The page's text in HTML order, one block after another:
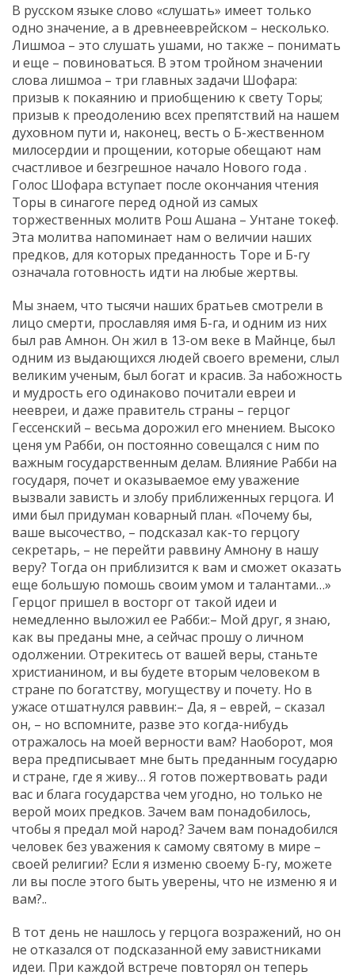
В русском языке слово «слушать» имеет только
одно значение, а в древнееврейском – несколько.
Лишмоа – это слушать ушами, но также – понимать
и еще – повиноваться. В этом тройном значении
слова лишмоа – три главных задачи Шофара:
призыв к покаянию и приобщению к свету Торы;
призыв к преодолению всех препятствий на нашем
духовном пути и, наконец, весть о Б-жественном
милосердии и прощении, которые обещают нам
счастливое и безгрешное начало Нового года .
Голос Шофара вступает после окончания чтения
Торы в синагоге перед одной из самых
торжественных молитв Рош Ашана – Унтане токеф.
Эта молитва напоминает нам о величии наших
предков, для которых преданность Торе и Б-гу
означала готовность идти на любые жертвы.
Мы знаем, что тысячи наших братьев смотрели в
лицо смерти, прославляя имя Б-га, и одним из них
был рав Амнон. Он жил в 13-ом веке в Майнце, был
одним из выдающихся людей своего времени, слыл
великим ученым, был богат и красив. За набожность
и мудрость его одинаково почитали евреи и
неевреи, и даже правитель страны – герцог
Гессенский – весьма дорожил его мнением. Высоко
ценя ум Рабби, он постоянно совещался с ним по
важным государственным делам. Влияние Рабби на
государя, почет и оказываемое ему уважение
вызвали зависть и злобу приближенных герцога. И
ими был придуман коварный план. «Почему бы,
ваше высочество, – подсказал как-то герцогу
секретарь, – не перейти раввину Амнону в нашу
веру? Тогда он приблизится к вам и сможет оказать
еще большую помошь своим умом и талантами…»
Герцог пришел в восторг от такой идеи и
немедленно выложил ее Рабби:– Мой друг, я знаю,
как вы преданы мне, а сейчас прошу о личном
одолжении. Отрекитесь от вашей веры, станьте
христианином, и вы будете вторым человеком в
стране по богатству, могуществу и почету. Но в
ужасе отшатнулся раввин:– Да, я – еврей, – сказал
он, – но вспомните, разве это когда-нибудь
отражалось на моей верности вам? Наоборот, моя
вера предписывает мне быть преданным государю
и стране, где я живу… Я готов пожертвовать ради
вас и блага государства чем угодно, но только не
верой моих предков. Зачем вам понадобилось,
чтобы я предал мой народ? Зачем вам понадобился
человек без уважения к самому святому в мире –
своей религии? Если я изменю своему Б-гу, можете
ли вы после этого быть уверены, что не изменю я и
вам?..
В тот день не нашлось у герцога возражений, но он
не отказался от подсказанной ему завистниками
идеи. При каждой встрече повторял он теперь